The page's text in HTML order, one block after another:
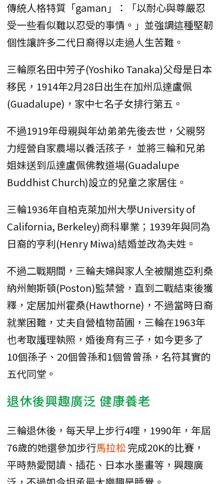
傳統人格特質「gaman」：「以耐心與尊嚴忍
受一些看似難以忍受的事情。」並強調這種堅韌
個性讓許多二代日裔得以走過人生苦難。
三輪原名田中芳子(Yoshiko Tanaka)父母是日本
移民，1914年2月28日出生在加州瓜達盧佩
(Guadalupe)，家中七名子女排行第五。
不過1919年母親與年幼弟弟先後去世，父親努
力經營自家農場以養活孩子， 並將三輪和兄弟
姐妹送到瓜達盧佩佛教道場(Guadalupe
Buddhist Church)設立的兒童之家居住。
三輪1936年自柏克萊加州大學University of
California, Berkeley)商科畢業；1939年與同為
日裔的亨利(Henry Miwa)結婚並改為夫姓。
不過二戰期間，三輪夫婦與家人全被關進亞利桑
納州鮑斯頓(Poston)監禁營，直到二戰結束後獲
釋，定居加州霍桑(Hawthorne)，不過當時日裔
就業困難，丈夫自營植物苗圃，三輪在1963年
也考取護理執照，婚後育有三子，如今更多了
10個孫子、20個曾孫和1個曾曾孫，名符其實的
五代同堂。
退休後興趣廣泛 健康養老
三輪退休後，每天早上步行4哩，1990年，年屆
76歲的她還參加步行馬拉松完成20K的比賽，
平時熱愛閱讀、插花、日本水墨畫等，興趣廣